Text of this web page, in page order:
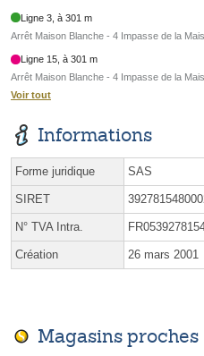
Ligne 3, à 301 m
Arrêt Maison Blanche - 4 Impasse de la
Ligne 15, à 301 m
Arrêt Maison Blanche - 4 Impasse de la
Voir tout
Informations
Forme juridique SAS
SIRET
N° TVA Intra.
Création 26 mars 2001
Magasins proches